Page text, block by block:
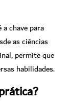
chave para
as ciências
permite que
habilidades.